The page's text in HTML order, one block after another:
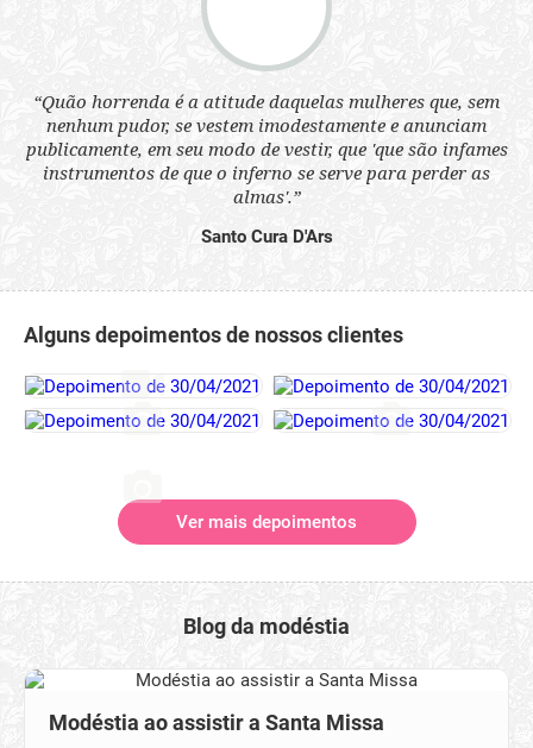
“Quão horrenda é a atitude daquelas mulheres que, sem
nenhum pudor, se vestem imodestamente e anunciam
publicamente, em seu modo de vestir, que 'que são infames
instrumentos de que o inferno se serve para perder as
almas'.”
Santo Cura D'Ars
Alguns depoimentos de nossos clientes
Ver mais depoimentos
Blog da modéstia
Modéstia ao assistir a Santa Missa